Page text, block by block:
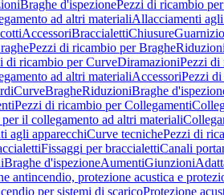
Braghe d'ispezionePezzi di ricambio
ad altri materialiAllacciamenti
AccessoriBraccialettiChiusure
Pezzi di ricambio per BragheRiduzioni
di ricambio per CurveDiramazioniPezzi di
ad altri materialiAccessoriPezzi
CurveBragheRiduzioniBraghe
Pezzi di ricambio per Collegamenti
il collegamento ad altri materiali
agli apparecchiCurve tecnichePezzi di
Fissaggi per braccialettiCanali
Braghe d'ispezioneAumentiGiunzioni
antincendio, protezione acustica e
per sistemi di scaricoProtezione